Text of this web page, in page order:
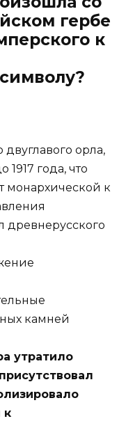
гербе
к
орла,
1917 года, что
монархической к
древнерусского
камней
утратило
к